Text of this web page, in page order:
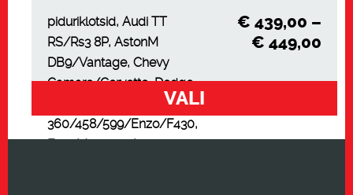
piduriklotsid, Audi TT
RS/Rs3 8P, AstonM
DB9/Vantage, Chevy
Camaro/Corvette, Dodge
360/458/599/Enzo/F430,
Ford Mustang, Lambo
€ 439,00 –
€ 449,00
VALI